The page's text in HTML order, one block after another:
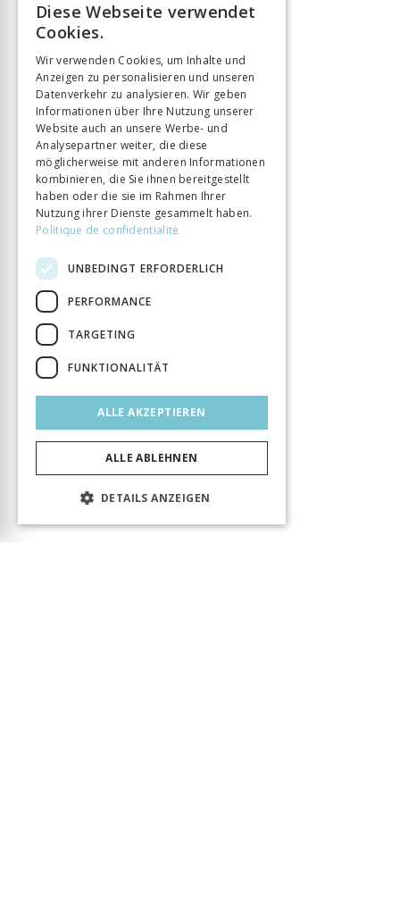
FRENCH
ITALIAN
Diese Webseite verwendet
Cookies.
Wir verwenden Cookies, um Inhalte und
Anzeigen zu personalisieren und unseren
Datenverkehr zu analysieren. Wir geben
Informationen über Ihre Nutzung unserer
Website auch an unsere Werbe- und
Analysepartner weiter, die diese
möglicherweise mit anderen Informationen
kombinieren, die Sie ihnen bereitgestellt
haben oder die sie im Rahmen Ihrer
Nutzung ihrer Dienste gesammelt haben.
Politique de confidentialité
UNBEDINGT ERFORDERLICH
PERFORMANCE
TARGETING
FUNKTIONALITÄT
ALLE AKZEPTIEREN
ALLE ABLEHNEN
DETAILS ANZEIGEN